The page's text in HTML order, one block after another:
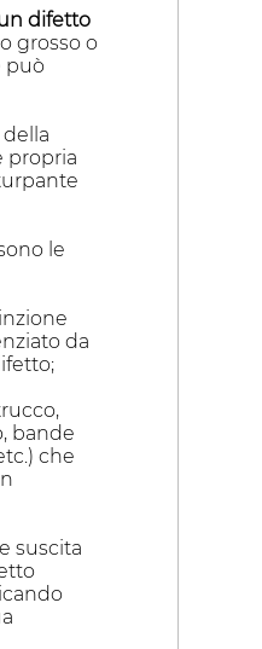
difetto
grosso o
può
propria
le
da
bande
che
suscita